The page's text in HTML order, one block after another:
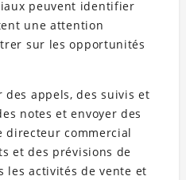
peuvent identifier
une attention
sur les opportunités
appels, des suivis et
notes et envoyer des
directeur commercial
et des prévisions de
les activités de vente et